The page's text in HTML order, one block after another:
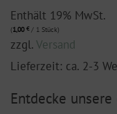
Enthält 19% MwSt.
(1,00 €/ 1 Stück)
zzgl.Versand
Lieferzeit: ca. 2-3
Entdecke